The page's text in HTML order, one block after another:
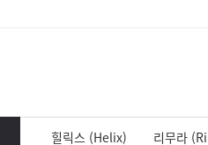
힐릭스 (Helix) 리무라